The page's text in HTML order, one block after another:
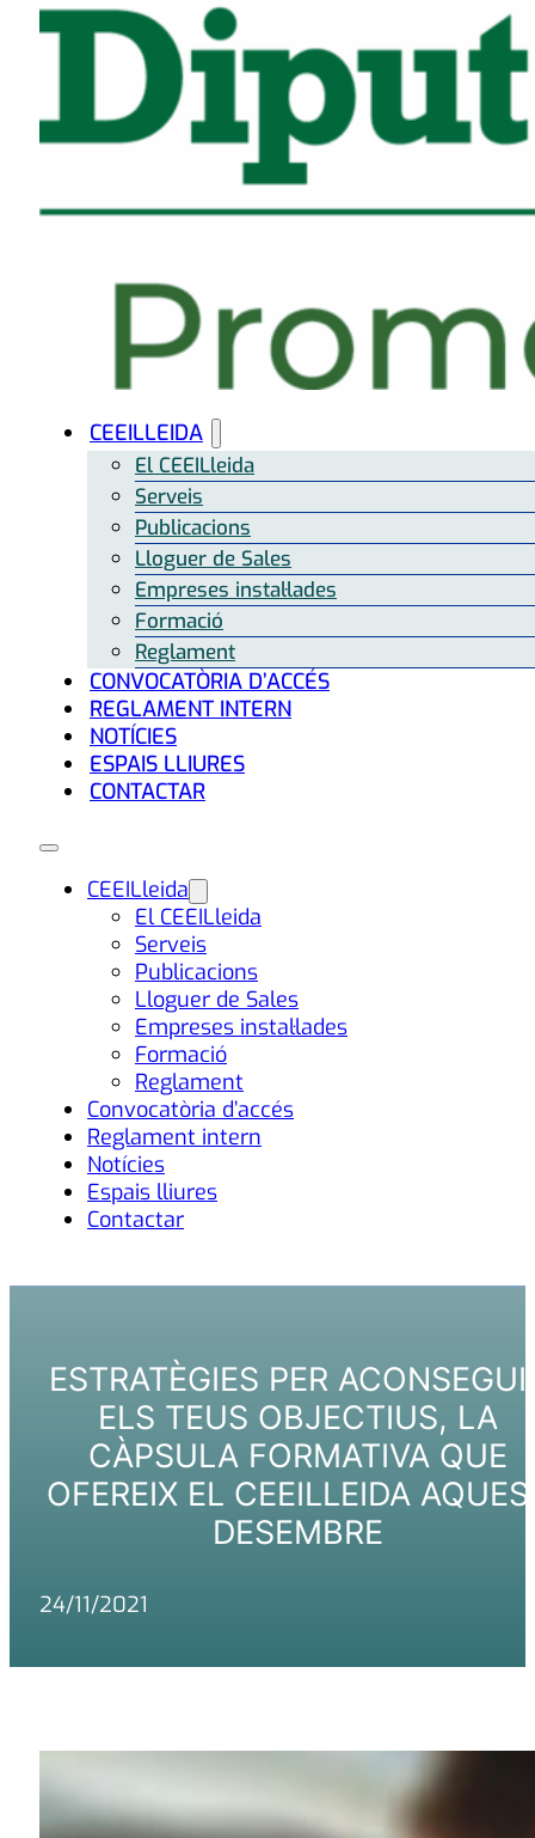
CEEILLEIDA
El CEEILleida
Serveis
Publicacions
Lloguer de Sales
Empreses instal·lades
Formació
Reglament
CONVOCATÒRIA D’ACCÉS
REGLAMENT INTERN
NOTÍCIES
ESPAIS LLIURES
CONTACTAR
CEEILleida
El CEEILleida
Serveis
Publicacions
Lloguer de Sales
Empreses instal·lades
Formació
Reglament
Convocatòria d’accés
Reglament intern
Notícies
Espais lliures
Contactar
ESTRATÈGIES PER
ELS TEUS OBJECTIUS, LA
CÀPSULA FORMATIVA QUE
OFEREIX EL CEEILLEIDA
DESEMBRE
24/11/2021